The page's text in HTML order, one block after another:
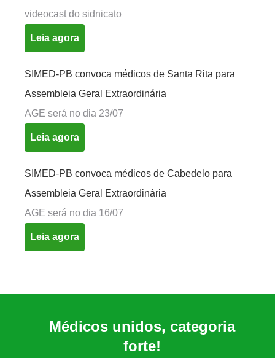
videocast do sidnicato
Leia agora
SIMED-PB convoca médicos de Santa Rita para
Assembleia Geral Extraordinária
AGE será no dia 23/07
Leia agora
SIMED-PB convoca médicos de Cabedelo para
Assembleia Geral Extraordinária
AGE será no dia 16/07
Leia agora
Médicos unidos, categoria
forte!